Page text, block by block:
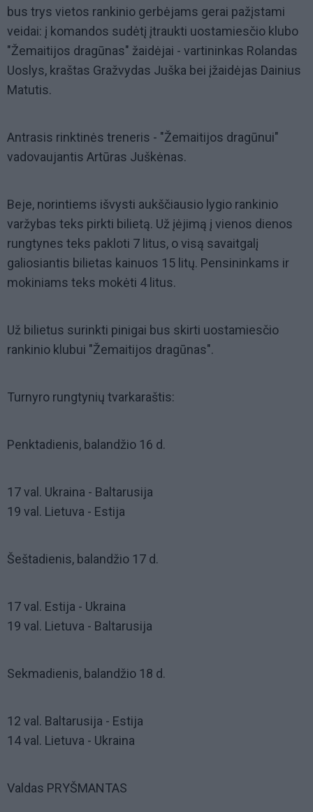
bus trys vietos rankinio gerbėjams gerai pažįstami
veidai: į komandos sudėtį įtraukti uostamiesčio klubo
"Žemaitijos dragūnas" žaidėjai - vartininkas Rolandas
Uoslys, kraštas Gražvydas Juška bei įžaidėjas Dainius
Matutis.
Antrasis rinktinės treneris - "Žemaitijos dragūnui"
vadovaujantis Artūras Juškėnas.
Beje, norintiems išvysti aukščiausio lygio rankinio
varžybas teks pirkti bilietą. Už įėjimą į vienos dienos
rungtynes teks pakloti 7 litus, o visą savaitgalį
galiosiantis bilietas kainuos 15 litų. Pensininkams ir
mokiniams teks mokėti 4 litus.
Už bilietus surinkti pinigai bus skirti uostamiesčio
rankinio klubui "Žemaitijos dragūnas".
Turnyro rungtynių tvarkaraštis:
Penktadienis, balandžio 16 d.
17 val. Ukraina - Baltarusija
19 val. Lietuva - Estija
Šeštadienis, balandžio 17 d.
17 val. Estija - Ukraina
19 val. Lietuva - Baltarusija
Sekmadienis, balandžio 18 d.
12 val. Baltarusija - Estija
14 val. Lietuva - Ukraina
Valdas PRYŠMANTAS